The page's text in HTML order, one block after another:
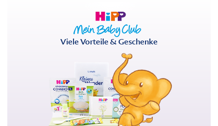
Viele Vorteile & Geschenke